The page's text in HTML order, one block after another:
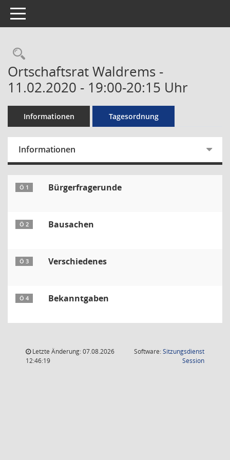
Toggle navigation
Rechercheauswahl
Ortschaftsrat Waldrems -
11.02.2020 - 19:00-20:15 Uhr
Informationen Tagesordnung
Informationen
Ö 1 Bürgerfragerunde
Ö 2 Bausachen
Ö 3 Verschiedenes
Ö 4 Bekanntgaben
Letzte Änderung: 07.08.2026
12:46:19
Software:Sitzungsdienst
Session(Wird in